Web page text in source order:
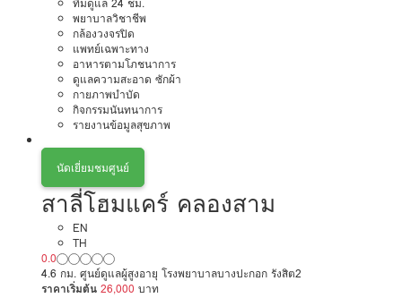
พยาบาลวิชาชีพ
กล้องวงจรปิด
แพทย์เฉพาะทาง
อาหารตามโภชนาการ
ดูแลความสะอาด ซักผ้า
กายภาพบำบัด
กิจกรรมนันทนาการ
รายงานข้อมูลสุขภาพ
นัดเยี่ยมชมศูนย์
สาลี่โฮมแคร์ คลองสาม
EN
TH
0.0
4.6 กม. ศูนย์ดูแลผู้สูงอายุ โรงพยาบาลบางปะกอก รังสิต2
ราคาเริ่มต้น 26,000 บาท